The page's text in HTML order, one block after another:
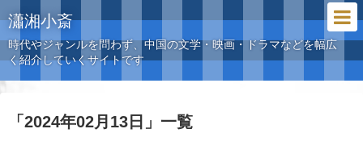
瀟湘小斎
時代やジャンルを問わず、中国の文学・映画・ドラマなどを幅広
く紹介していくサイトです
「 2024年02月13日 」 一覧